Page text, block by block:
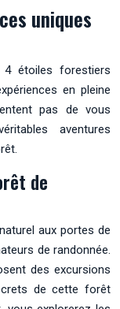
uniques
4 étoiles forestiers
en pleine
pas de vous
aventures
de
aux portes de
de randonnée.
des excursions
de cette forêt